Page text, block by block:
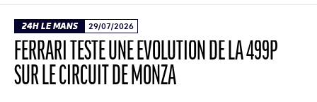
24H LE MANS 29/07/2026
FERRARI TESTE UNE ÉVOLUTION DE LA 499P
SUR LE CIRCUIT DE MONZA